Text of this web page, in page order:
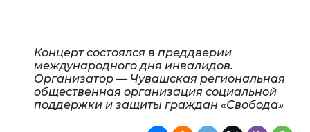
Концерт состоялся в преддверии
международного дня инвалидов.
Организатор — Чувашская региональная
общественная организация социальной
поддержки и защиты граждан «Свобода»